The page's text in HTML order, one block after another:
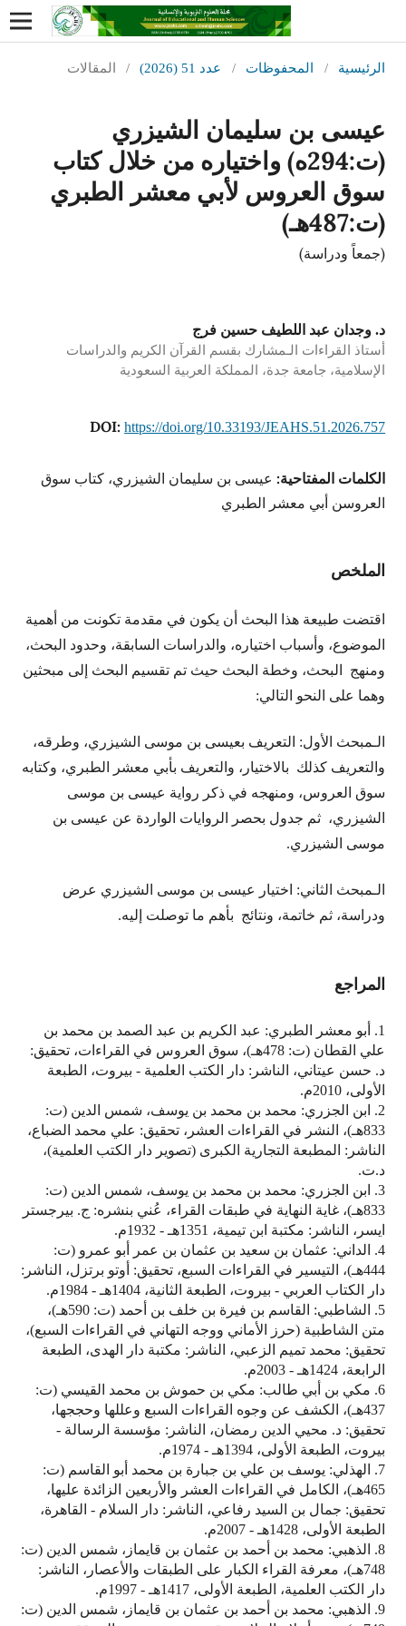
الرئيسية / المحفوظات / عدد 51 (2026) / المقالات
عيسى بن سليمان الشيزري
(ت:294ه) واختياره من خلال كتاب
سوق العروس لأبي معشر الطبري
(ت:487هـ)
(جمعاً ودراسة)
د. وجدان عبد اللطيف حسين فرج
أستاذ القراءات الـمشارك بقسم القرآن الكريم والدراسات
الإسلامية، جامعة جدة، المملكة العربية السعودية
DOI:https://doi.org/10.33193/JEAHS.51.2026.757
الكلمات المفتاحية: عيسى بن سليمان الشيزري، كتاب سوق
العروسن أبي معشر الطبري
الملخص
اقتضت طبيعة هذا البحث أن يكون في مقدمة تكونت من أهمية
الموضوع، وأسباب اختياره، والدراسات السابقة، وحدود البحث،
ومنهج البحث، وخطة البحث حيث تم تقسيم البحث إلى مبحثين
وهما على النحو التالي:
الـمبحث الأول: التعريف بعيسى بن موسى الشيزري، وطرقه،
والتعريف كذلك بالاختيار، والتعريف بأبي معشر الطبري، وكتابه
سوق العروس، ومنهجه في ذكر رواية عيسى بن موسى
الشيزري، ثم جدول بحصر الروايات الواردة عن عيسى بن
موسى الشيزري.
الـمبحث الثاني: اختيار عيسى بن موسى الشيزري عرض
ودراسة، ثم خاتمة، ونتائج بأهم ما توصلت إليه.
المراجع
1. أبو معشر الطبري: عبد الكريم بن عبد الصمد بن محمد بن
علي القطان (ت: 478هـ)، سوق العروس في القراءات، تحقيق:
د. حسن عيتاني، الناشر: دار الكتب العلمية - بيروت، الطبعة
الأولى، 2010م.
2. ابن الجزري: محمد بن محمد بن يوسف، شمس الدين (ت:
833هـ)، النشر في القراءات العشر، تحقيق: علي محمد الضباع،
الناشر: المطبعة التجارية الكبرى (تصوير دار الكتب العلمية)،
د.ت.
3. ابن الجزري: محمد بن محمد بن يوسف، شمس الدين (ت:
833هـ)، غاية النهاية في طبقات القراء، عُني بنشره: ج. بيرجستر
ايسر، الناشر: مكتبة ابن تيمية، 1351هـ - 1932م.
4. الداني: عثمان بن سعيد بن عثمان بن عمر أبو عمرو (ت:
444هـ)، التيسير في القراءات السبع، تحقيق: أوتو برتزل، الناشر:
دار الكتاب العربي - بيروت، الطبعة الثانية، 1404هـ - 1984م.
5. الشاطبي: القاسم بن فيرة بن خلف بن أحمد (ت: 590هـ)،
متن الشاطبية (حرز الأماني ووجه التهاني في القراءات السبع)،
تحقيق: محمد تميم الزعبي، الناشر: مكتبة دار الهدى، الطبعة
الرابعة، 1424هـ - 2003م.
6. مكي بن أبي طالب: مكي بن حموش بن محمد القيسي (ت:
437هـ)، الكشف عن وجوه القراءات السبع وعللها وحججها،
تحقيق: د. محيي الدين رمضان، الناشر: مؤسسة الرسالة -
بيروت، الطبعة الأولى، 1394هـ - 1974م.
7. الهذلي: يوسف بن علي بن جبارة بن محمد أبو القاسم (ت:
465هـ)، الكامل في القراءات العشر والأربعين الزائدة عليها،
تحقيق: جمال بن السيد رفاعي، الناشر: دار السلام - القاهرة،
الطبعة الأولى، 1428هـ - 2007م.
8. الذهبي: محمد بن أحمد بن عثمان بن قايماز، شمس الدين (ت:
748هـ)، معرفة القراء الكبار على الطبقات والأعصار، الناشر:
دار الكتب العلمية، الطبعة الأولى، 1417هـ - 1997م.
9. الذهبي: محمد بن أحمد بن عثمان بن قايماز، شمس الدين (ت: